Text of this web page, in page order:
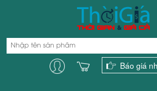
Báo giá